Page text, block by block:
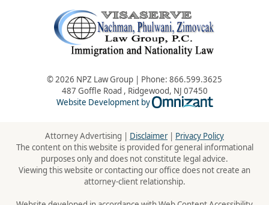
© 2026 NPZ Law Group | Phone: 866.599.3625
487 Goffle Road , Ridgewood, NJ 07450
Website Development by
Omnizant -
Attorney Advertising | Disclaimer| Privacy Policy
The content on this website is provided for general informational
purposes only and does not constitute legal advice.
Viewing this website or contacting our office does not create an
attorney-client relationship.